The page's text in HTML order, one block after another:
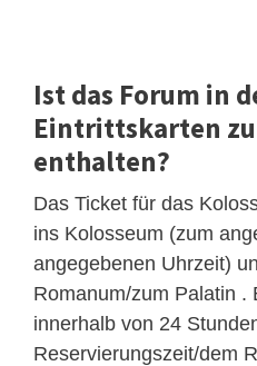
Ist das Forum in
Eintrittskarten
enthalten?
Das Ticket für das
ins Kolosseum (zum
angegebenen Uhrzeit)
Romanum/zum Palatin .
innerhalb von 24
Reservierungszeit/dem